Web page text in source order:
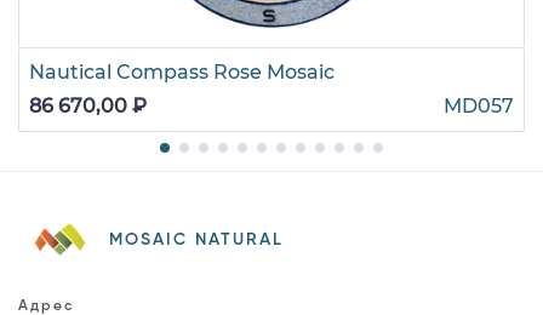
Nautical Compass Rose Mosaic
86 670,00 ₽
MD057
MOSAIC NATURAL
Адрес